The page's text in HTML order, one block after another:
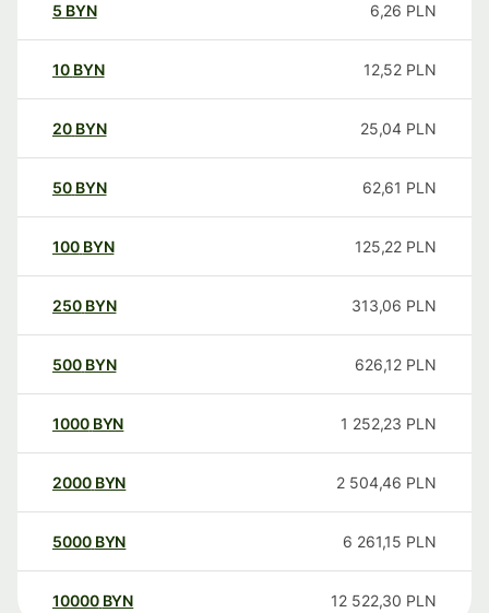
5 BYN 6,26 PLN
10 BYN 12,52 PLN
20 BYN 25,04 PLN
50 BYN 62,61 PLN
100 BYN 125,22 PLN
250 BYN 313,06 PLN
500 BYN 626,12 PLN
1000 BYN 1 252,23 PLN
2000 BYN 2 504,46 PLN
5000 BYN 6 261,15 PLN
10000 BYN 12 522,30 PLN